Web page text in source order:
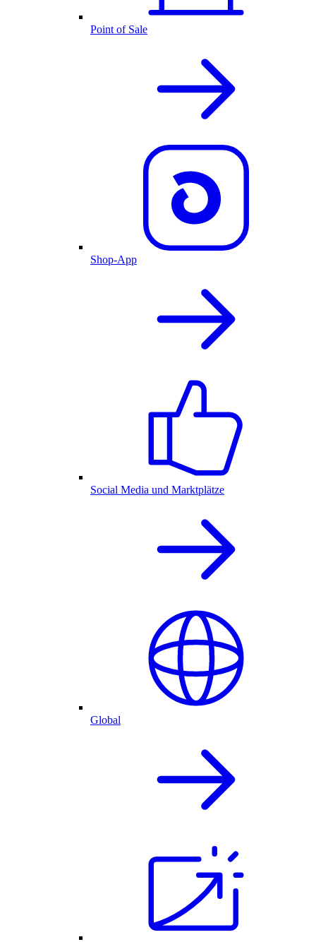
Point of Sale
Shop-App
Social Media und Marktplätze
Global